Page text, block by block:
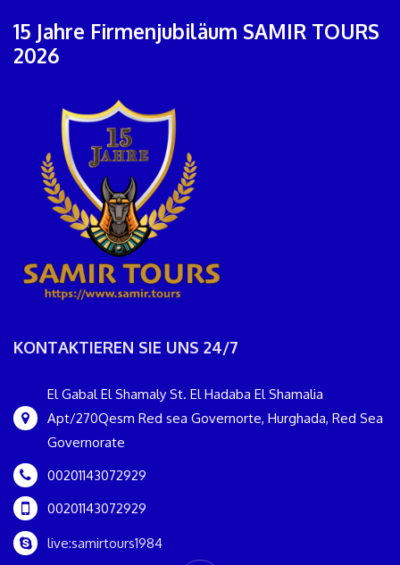
15 Jahre Firmenjubiläum SAMIR TOURS
2026
KONTAKTIEREN SIE UNS 24/7
El Gabal El Shamaly St. El Hadaba El Shamalia
Apt/270Qesm Red sea Governorte, Hurghada, Red Sea
Governorate
00201143072929
00201143072929
live:samirtours1984